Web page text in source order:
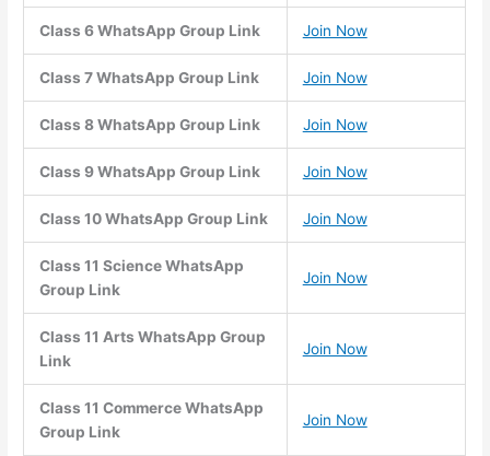
Class 6 WhatsApp Group Link Join Now
Class 7 WhatsApp Group Link Join Now
Class 8 WhatsApp Group Link Join Now
Class 9 WhatsApp Group Link Join Now
Class 10 WhatsApp Group Link Join Now
Class 11 Science WhatsApp
Group Link
Join Now
Class 11 Arts WhatsApp Group
Link
Join Now
Class 11 Commerce WhatsApp
Group Link
Join Now